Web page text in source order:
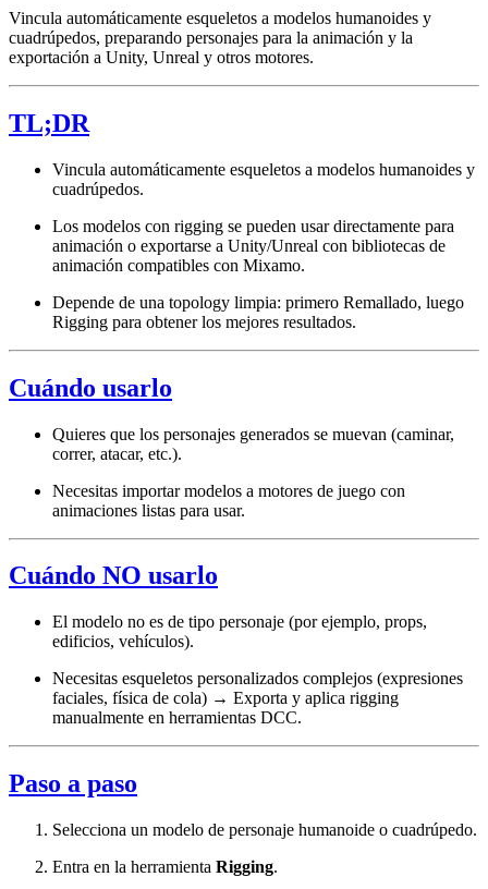
Vincula automáticamente esqueletos a modelos humanoides y
cuadrúpedos, preparando personajes para la animación y la
exportación a Unity, Unreal y otros motores.
TL;DR
Vincula automáticamente esqueletos a modelos humanoides y
cuadrúpedos.
Los modelos con rigging se pueden usar directamente para
animación o exportarse a Unity/Unreal con bibliotecas de
animación compatibles con Mixamo.
Depende de una topology limpia: primero Remallado, luego
Rigging para obtener los mejores resultados.
Cuándo usarlo
Quieres que los personajes generados se muevan (caminar,
correr, atacar, etc.).
Necesitas importar modelos a motores de juego con
animaciones listas para usar.
Cuándo NO usarlo
El modelo no es de tipo personaje (por ejemplo, props,
edificios, vehículos).
Necesitas esqueletos personalizados complejos (expresiones
faciales, física de cola) → Exporta y aplica rigging
manualmente en herramientas DCC.
Paso a paso
Selecciona un modelo de personaje humanoide o cuadrúpedo.
Entra en la herramienta Rigging.